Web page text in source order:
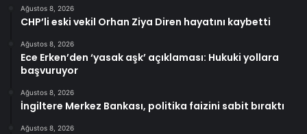
Ağustos 8, 2026
CHP’li eski vekil Orhan Ziya Diren hayatını kaybetti
Ağustos 8, 2026
Ece Erken’den ‘yasak aşk’ açıklaması: Hukuki yollara
başvuruyor
Ağustos 8, 2026
İngiltere Merkez Bankası, politika faizini sabit bıraktı
Ağustos 8, 2026